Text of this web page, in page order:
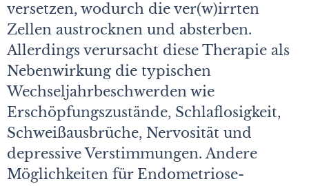
versetzen, wodurch die ver(w)irrten
Zellen austrocknen und absterben.
Allerdings verursacht diese Therapie als
Nebenwirkung die typischen
Wechseljahrbeschwerden wie
Erschöpfungszustände, Schlaflosigkeit,
Schweißausbrüche, Nervosität und
depressive Verstimmungen. Andere
Möglichkeiten für Endometriose-